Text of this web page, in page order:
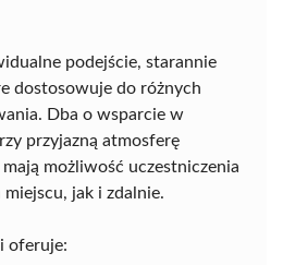
podejście, starannie
dostosowuje do różnych
Dba o wsparcie w
przyjazną atmosferę
możliwość uczestniczenia
jak i zdalnie.
oferuje: